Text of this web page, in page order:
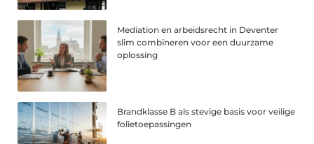
Mediation en arbeidsrecht in Deventer
slim combineren voor een duurzame
oplossing
Brandklasse B als stevige basis voor veilige
folietoepassingen